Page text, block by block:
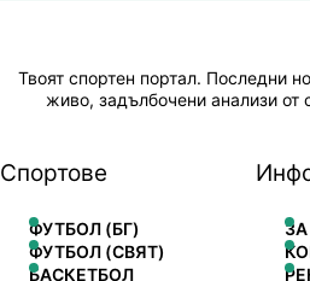
Твоят спортен портал. Последни
живо, задълбочени анализи от
Спортове
ФУТБОЛ (БГ)
ФУТБОЛ (СВЯТ)
БАСКЕТБОЛ